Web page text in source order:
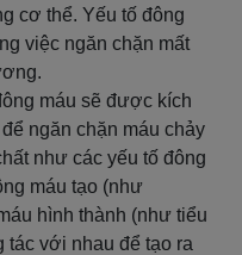
cơ thể. Yếu tố đông
việc ngăn chặn mất
máu sẽ được kích
ngăn chặn máu chảy
như các yếu tố đông
máu tạo (như
hình thành (như tiểu
tác với nhau để tạo ra